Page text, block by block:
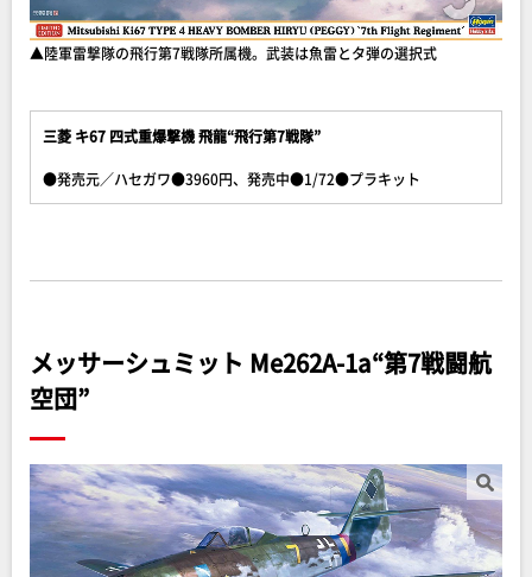
▲陸軍雷撃隊の飛行第7戦隊所属機。武装は魚雷とタ弾の選択式
三菱 キ67 四式重爆撃機 飛龍“飛行第7戦隊”
●発売元／ハセガワ●3960円、発売中●1/72●プラキット
メッサーシュミット Me262A-1a“第7戦闘航
空団”